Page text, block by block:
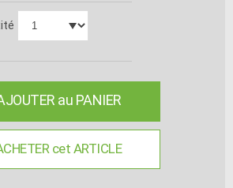
au PANIER
cet ARTICLE